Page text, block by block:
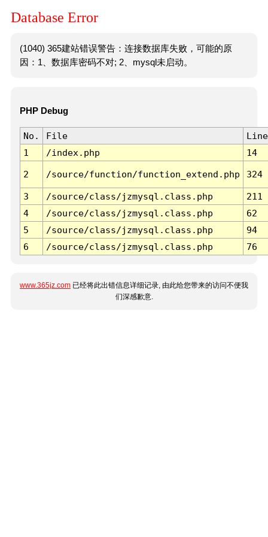
Database Error
(1040) 365建站错误警告：连接数据库失败，可能的原
因：1、数据库密码不对; 2、mysql未启动。
PHP Debug
No. File
Line
1
/index.php 14
2 /source/function/function_extend.php 324
3 /source/class/jzmysql.class.php
211
4
/source/class/jzmysql.class.php
62
5
/source/class/jzmysql.class.php
94
6
/source/class/jzmysql.class.php 76
www.365jz.com 已经将此出错信息详细记录, 由此给您带来的访问不便我
们深感歉意.